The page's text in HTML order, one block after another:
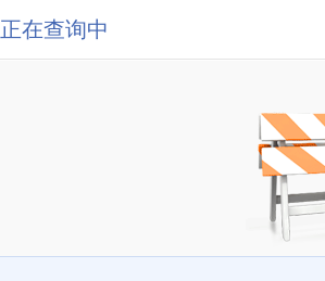
正在查询中